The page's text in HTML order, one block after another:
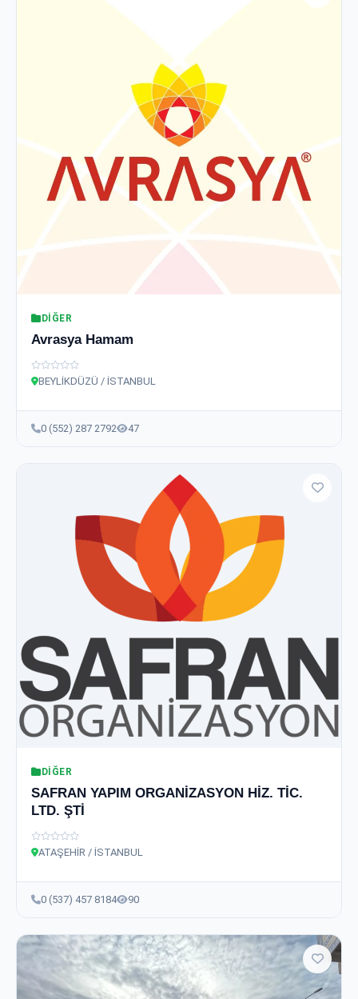
DIĞER
Avrasya Hamam
BEYLİKDÜZÜ / İSTANBUL
0 (552) 287 2792 47
DIĞER
SAFRAN YAPIM ORGANİZASYON HİZ. TİC.
LTD. ŞTİ
ATAŞEHİR / İSTANBUL
0 (537) 457 8184 90